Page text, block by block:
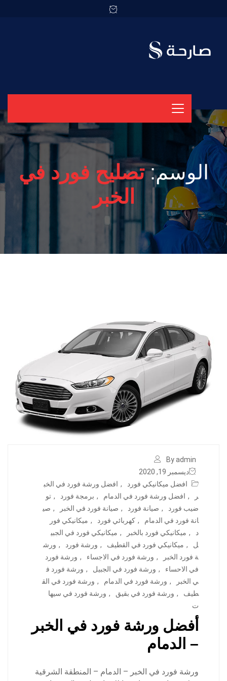
الوسم:تصليح فورد في
الخبر
By admin
ديسمبر 19, 2020
افضل ميكانيكي فورد
, افضل ورشة فورد في الخب
ر
, افضل ورشة فورد في الدمام , برمجة فورد , تو
ضيب فورد
, صيانة فورد , صيانة فورد في الخبر , صي
انة فورد في الدمام
, كهربائي فورد , ميكانيكي فور
د
, ميكانيكي فورد بالخبر , ميكانيكي فورد في الجبي
ل
, ميكانيكي فورد في القطيف , ورشة فورد , ورش
ة فورد الخبر
, ورشة فورد في الاجساء , ورشة فورد
في الاحساء
, ورشة فورد في الجبيل , ورشة فورد ف
ي الخبر
, ورشة فورد في الدمام , ورشة فورد في الق
طيف
, ورشة فورد في بقيق , ورشة فورد في سيها
ت
أفضل ورشة فورد في الخبر
– الدمام
ورشة فورد في الخبر – الدمام – المنطقة الشرقية